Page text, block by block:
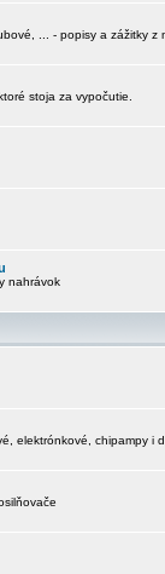
... - popisy a zážitky z
stoja za vypočutie.
nahrávok
elektrónkové, chipampy i